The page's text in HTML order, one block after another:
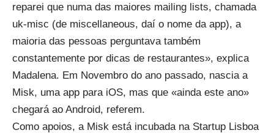
reparei que numa das maiores mailing lists, chamada
uk-misc (de miscellaneous, daí o nome da app), a
maioria das pessoas perguntava também
constantemente por dicas de restaurantes», explica
Madalena. Em Novembro do ano passado, nascia a
Misk, uma app para iOS, mas que «ainda este ano»
chegará ao Android, referem.
Como apoios, a Misk está incubada na Startup Lisboa